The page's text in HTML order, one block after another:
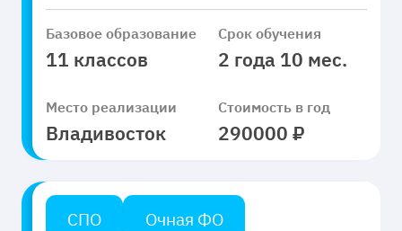
Базовое образование
11 классов
Срок обучения
2 года 10 мес.
Место реализации
Владивосток
Стоимость в год
290000 ₽
СПО
Очная ФО